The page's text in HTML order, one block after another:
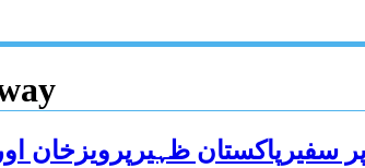
سفیرپاکستان ظہیرپرویزخان